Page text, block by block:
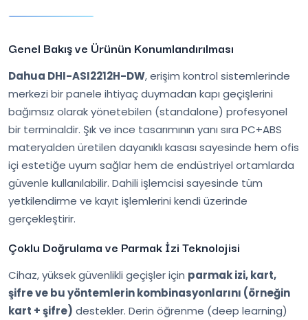
Genel Bakış ve Ürünün Konumlandırılması
Dahua DHI-ASI2212H-DW, erişim kontrol sistemlerinde
merkezi bir panele ihtiyaç duymadan kapı geçişlerini
bağımsız olarak yönetebilen (standalone) profesyonel
bir terminaldir. Şık ve ince tasarımının yanı sıra PC+ABS
materyalden üretilen dayanıklı kasası sayesinde hem ofis
içi estetiğe uyum sağlar hem de endüstriyel ortamlarda
güvenle kullanılabilir. Dahili işlemcisi sayesinde tüm
yetkilendirme ve kayıt işlemlerini kendi üzerinde
gerçekleştirir.
Çoklu Doğrulama ve Parmak İzi Teknolojisi
Cihaz, yüksek güvenlikli geçişler için parmak izi, kart,
şifre ve bu yöntemlerin kombinasyonlarını (örneğin
kart + şifre) destekler. Derin öğrenme (deep learning)